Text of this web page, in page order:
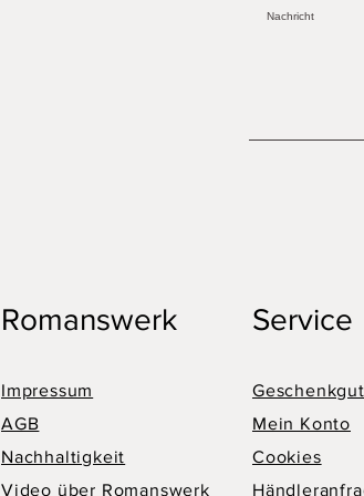
Romanswerk
Impressum
AGB
Nachhaltigkeit
Video über Romanswerk
Service
Mein Konto
Cookies